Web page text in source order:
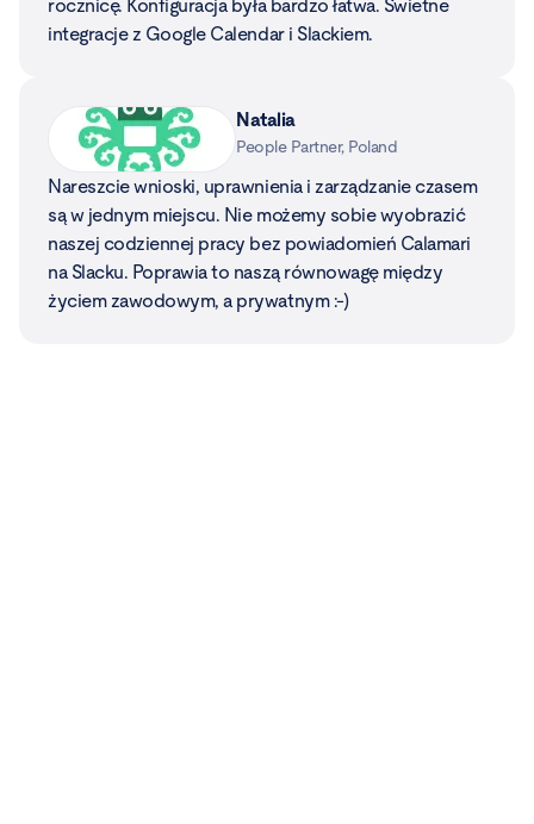
integracje z Google Calendar i Slackiem.
People Partner, Poland
Nareszcie wnioski, uprawnienia i zarządzanie czasem
są w jednym miejscu. Nie możemy sobie wyobrazić
naszej codziennej pracy bez powiadomień Calamari
na Slacku. Poprawia to naszą równowagę między
życiem zawodowym, a prywatnym :-)